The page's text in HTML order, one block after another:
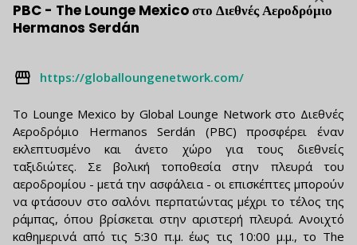
PBC - The Lounge Mexico στο Διεθνές Αεροδρόμιο
Hermanos Serdán
https://globalloungenetwork.com/
Το Lounge Mexico by Global Lounge Network στο Διεθνές
Αεροδρόμιο Hermanos Serdán (PBC) προσφέρει έναν
εκλεπτυσμένο και άνετο χώρο για τους διεθνείς
ταξιδιώτες. Σε βολική τοποθεσία στην πλευρά του
αεροδρομίου - μετά την ασφάλεια - οι επισκέπτες μπορούν
να φτάσουν στο σαλόνι περπατώντας μέχρι το τέλος της
ράμπας, όπου βρίσκεται στην αριστερή πλευρά. Ανοιχτό
καθημερινά από τις 5:30 π.μ. έως τις 10:00 μ.μ., το The